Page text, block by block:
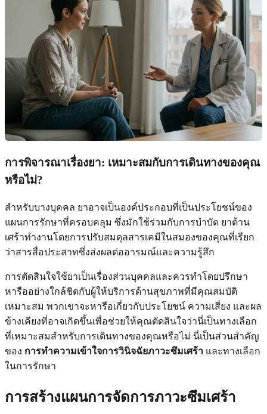
การพิจารณาเรื่องยา: เหมาะสมกับการเดินทางของคุณ
หรือไม่?
สำหรับบางบุคคล ยาอาจเป็นองค์ประกอบที่เป็นประโยชน์ของ
แผนการรักษาที่ครอบคลุม ซึ่งมักใช้ร่วมกับการบำบัด ยาต้าน
เศร้าทำงานโดยการปรับสมดุลสารเคมีในสมองของคุณที่เรียก
ว่าสารสื่อประสาทซึ่งส่งผลต่ออารมณ์และความรู้สึก
การตัดสินใจใช้ยาเป็นเรื่องส่วนบุคคลและควรทำโดยปรึกษา
หารืออย่างใกล้ชิดกับผู้ให้บริการด้านสุขภาพที่มีคุณสมบัติ
เหมาะสม พวกเขาจะหารือเกี่ยวกับประโยชน์ ความเสี่ยง และผล
ข้างเคียงที่อาจเกิดขึ้นเพื่อช่วยให้คุณตัดสินใจว่านี่เป็นทางเลือก
ที่เหมาะสมสำหรับการเดินทางของคุณหรือไม่ นี่เป็นส่วนสำคัญ
ของ การทำความเข้าใจการวินิจฉัยภาวะซึมเศร้า และทางเลือก
ในการรักษา
การสร้างแผนการจัดการภาวะซึมเศร้า